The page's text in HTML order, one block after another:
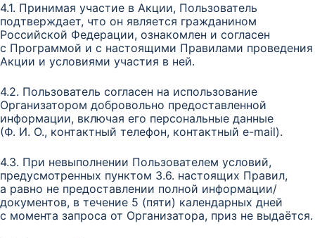
4.1. Принимая участие в Акции, Пользователь
подтверждает, что он является гражданином
Российской Федерации, ознакомлен и согласен
с Программой и с настоящими Правилами проведения
Акции и условиями участия в ней.
4.2. Пользователь согласен на использование
Организатором добровольно предоставленной
информации, включая его персональные данные
(Ф. И. О., контактный телефон, контактный e-mail).
4.3. При невыполнении Пользователем условий,
предусмотренных пунктом 3.6. настоящих Правил,
а равно не предоставлении полной информации/
документов, в течение 5 (пяти) календарных дней
с момента запроса от Организатора, приз не выдаётся.